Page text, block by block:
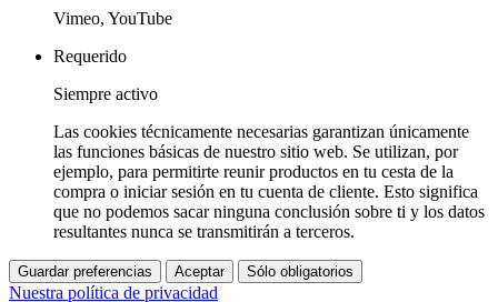
Vimeo, YouTube
Requerido
Siempre activo
Las cookies técnicamente necesarias garantizan únicamente
las funciones básicas de nuestro sitio web. Se utilizan, por
ejemplo, para permitirte reunir productos en tu cesta de la
compra o iniciar sesión en tu cuenta de cliente. Esto significa
que no podemos sacar ninguna conclusión sobre ti y los datos
resultantes nunca se transmitirán a terceros.
Guardar preferencias Aceptar Sólo obligatorios
Nuestra política de privacidad